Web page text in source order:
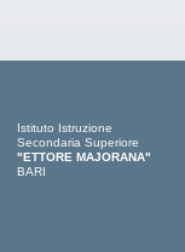
Istituto Istruzione
Secondaria Superiore
"ETTORE MAJORANA"
BARI